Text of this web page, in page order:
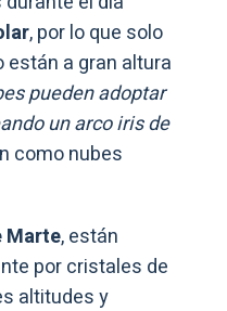
, por lo que solo
a gran altura
pueden adoptar
un arco iris de
como nubes
Marte, están
por cristales de
altitudes y